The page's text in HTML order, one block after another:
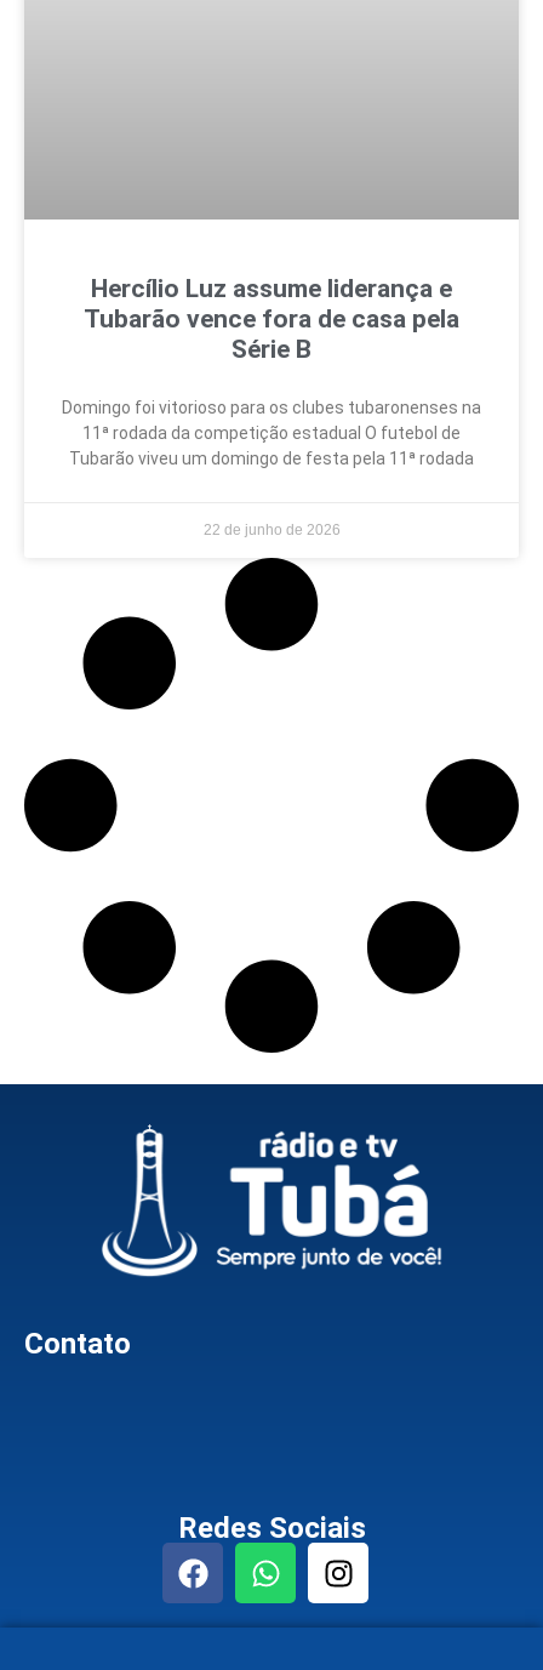
Hercílio Luz assume liderança e
Tubarão vence fora de casa pela
Série B
Domingo foi vitorioso para os clubes tubaronenses na
11ª rodada da competição estadual O futebol de
Tubarão viveu um domingo de festa pela 11ª rodada
22 de junho de 2026
Contato
Redes Sociais